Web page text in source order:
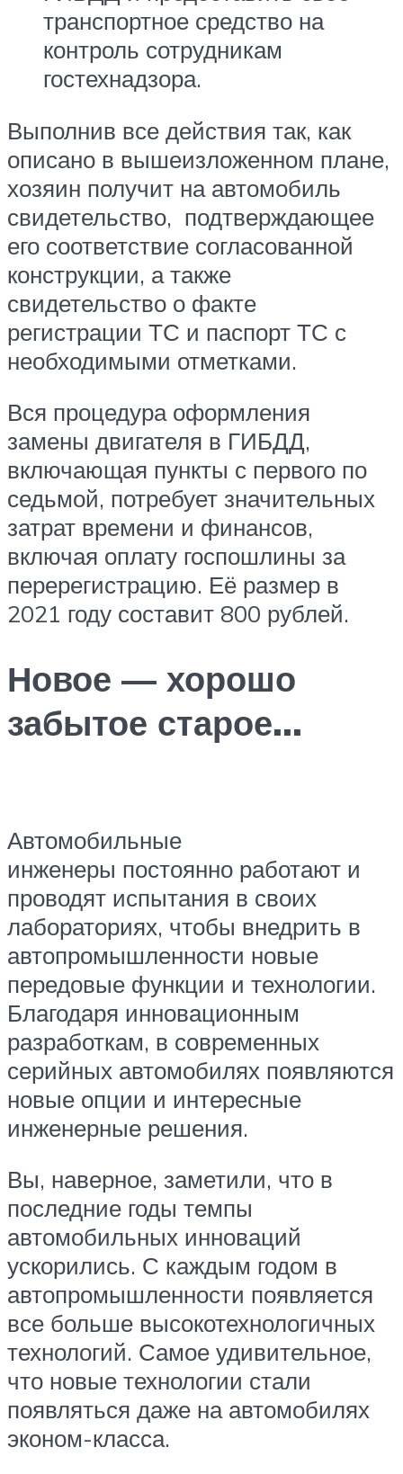
транспортное средство на
контроль сотрудникам
гостехнадзора.
Выполнив все действия так, как
описано в вышеизложенном плане,
хозяин получит на автомобиль
свидетельство, подтверждающее
его соответствие согласованной
конструкции, а также
свидетельство о факте
регистрации ТС и паспорт ТС с
необходимыми отметками.
Вся процедура оформления
замены двигателя в ГИБДД,
включающая пункты с первого по
седьмой, потребует значительных
затрат времени и финансов,
включая оплату госпошлины за
перерегистрацию. Её размер в
2021 году составит 800 рублей.
Новое — хорошо
забытое старое…
Автомобильные
инженеры постоянно работают и
проводят испытания в своих
лабораториях, чтобы внедрить в
автопромышленности новые
передовые функции и технологии.
Благодаря инновационным
разработкам, в современных
серийных автомобилях появляются
новые опции и интересные
инженерные решения.
Вы, наверное, заметили, что в
последние годы темпы
автомобильных инноваций
ускорились. С каждым годом в
автопромышленности появляется
все больше высокотехнологичных
технологий. Самое удивительное,
что новые технологии стали
появляться даже на автомобилях
эконом-класса.